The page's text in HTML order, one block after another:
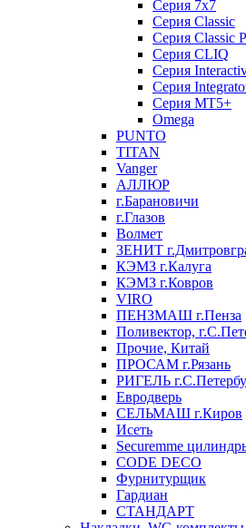
Серия 7х7
Серия Classic
Серия Classic
Серия CLIQ
Серия
Серия
Серия MT5+
Omega
PUNTO
TITAN
Vanger
АЛЛЮР
г.Барановичи
г.Глазов
Волмет
ЗЕНИТ
КЭМЗ г.Калуга
КЭМЗ г.Ковров
VIRO
ПЕНЗМАШ г.Пенза
Поливектор,
Прочие, Китай
ПРОСАМ г.Рязань
РИГЕЛЬ
Евродверь
СЕЛЬМАШ г.Киров
Исеть
Securemme
CODE DECO
Фурнитурщик
Гардиан
СТАНДАРТ